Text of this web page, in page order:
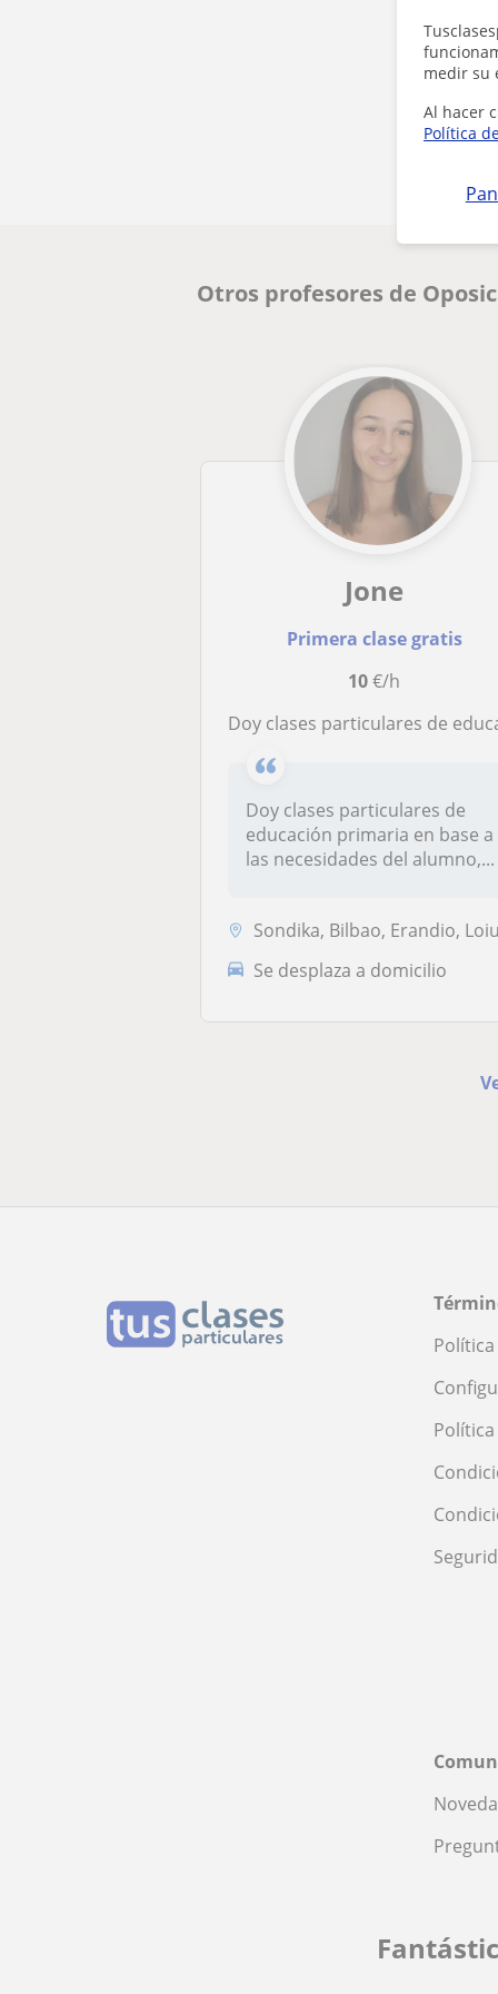
medir su
Al hacer
Política
Otros profesores de
Jone
Primera clase gratis
10€/h
Doy clases particulares de educación primaria en base a las necesidades del alumno, bien sean de una asignatura en particular o de todas las asignaturas en
Doy clases particulares de
educación primaria en base a
las necesidades del alumno,...
Sondika, Bilbao, Erandio, Loiu
Se desplaza a domicilio